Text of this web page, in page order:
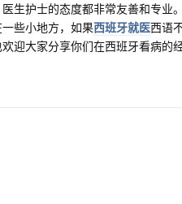
生护士的态度都非常友善和专业
些小地方，如果西班牙就医西语
迎大家分享你们在西班牙看病的经